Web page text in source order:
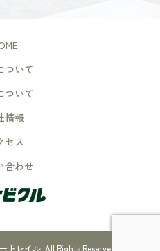
ついて
ついて
情報
セス
合わせ
トレイル. All Rights Reserved.